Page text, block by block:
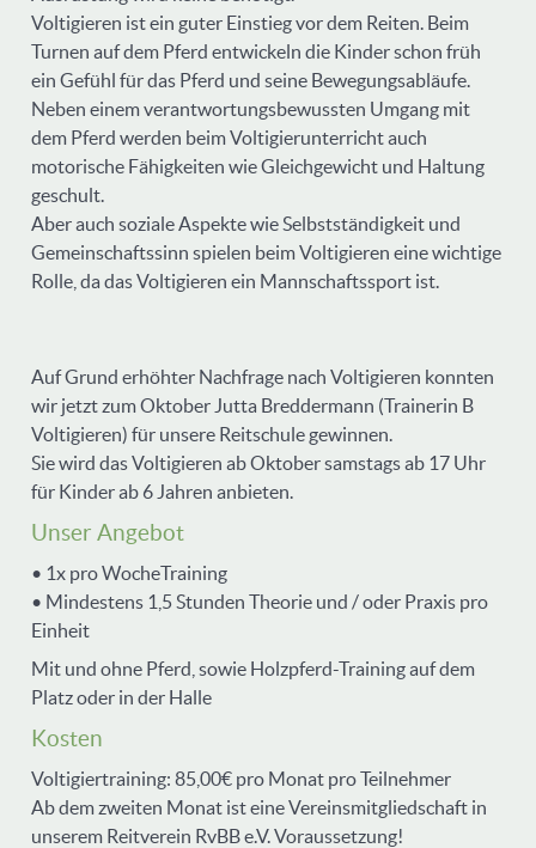
Voltigieren ist ein guter Einstieg vor dem Reiten. Beim
Turnen auf dem Pferd entwickeln die Kinder schon früh
ein Gefühl für das Pferd und seine Bewegungsabläufe.
Neben einem verantwortungsbewussten Umgang mit
dem Pferd werden beim Voltigierunterricht auch
motorische Fähigkeiten wie Gleichgewicht und Haltung
geschult.
Aber auch soziale Aspekte wie Selbstständigkeit und
Gemeinschaftssinn spielen beim Voltigieren eine wichtige
Rolle, da das Voltigieren ein Mannschaftssport ist.
Auf Grund erhöhter Nachfrage nach Voltigieren konnten
wir jetzt zum Oktober Jutta Breddermann (Trainerin B
Voltigieren) für unsere Reitschule gewinnen.
Sie wird das Voltigieren ab Oktober samstags ab 17 Uhr
für Kinder ab 6 Jahren anbieten.
Unser Angebot
• 1x pro WocheTraining
• Mindestens 1,5 Stunden Theorie und / oder Praxis pro
Einheit
Mit und ohne Pferd, sowie Holzpferd-Training auf dem
Platz oder in der Halle
Kosten
Voltigiertraining: 85,00€ pro Monat pro Teilnehmer
Ab dem zweiten Monat ist eine Vereinsmitgliedschaft in
unserem Reitverein RvBB e.V. Voraussetzung!